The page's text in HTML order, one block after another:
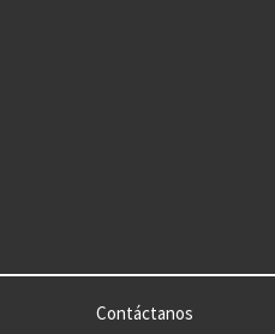
Contáctanos